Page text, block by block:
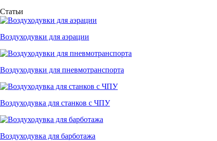
Статьи
Воздуходувки для аэрации
Воздуходувки для пневмотранспорта
Воздуходувка для станков с ЧПУ
Воздуходувка для барботажа